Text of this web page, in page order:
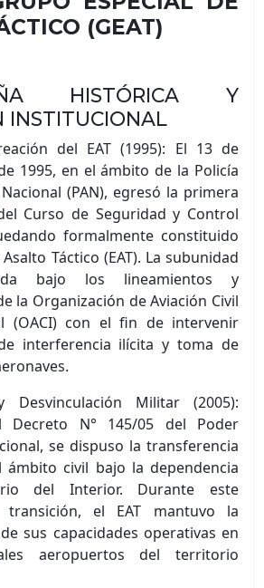
(GEAT)
HISTÓRICA Y
INSTITUCIONAL
del EAT (1995): El 13 de
1995, en el ámbito de la Policía
(PAN), egresó la primera
Curso de Seguridad y Control
formalmente constituido
Táctico (EAT). La subunidad
bajo los lineamientos y
la Organización de Aviación Civil
(OACI) con el fin de intervenir
interferencia ilícita y toma de
Desvinculación Militar (2005):
Decreto N° 145/05 del Poder
se dispuso la transferencia
ámbito civil bajo la dependencia
del Interior. Durante este
el EAT mantuvo la
sus capacidades operativas en
aeropuertos del territorio